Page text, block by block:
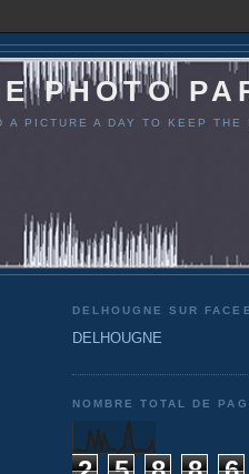
PHOTO
PICTURE A DAY TO KEEP THE
DELHOUGNE SUR
DELHOUGNE
NOMBRE TOTAL DE